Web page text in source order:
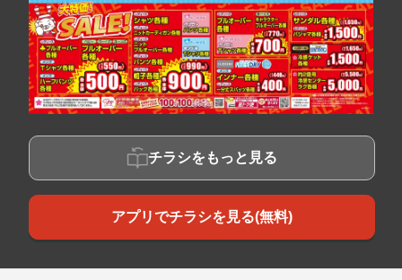
チラシをもっと見る
アプリでチラシを見る(無料)